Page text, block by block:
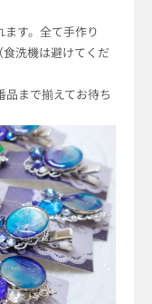
す。全て手作り
洗機は避けてくだ
まで揃えてお待ち